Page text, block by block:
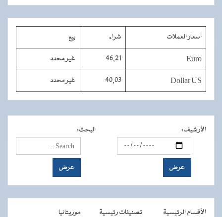
أسعار العملات شراء بيع
Euro
46,21 غير محدد
Dollar US
40,03 غير محدد
الأرشيف: البحث:
الأقسام الرئيسية تصنيفات رئيسية
موريتانيا